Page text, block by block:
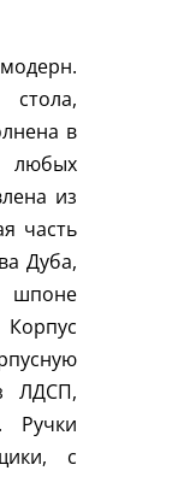
стола,
в
из
часть
Дуба,
Корпус
ЛДСП,
Ручки
с